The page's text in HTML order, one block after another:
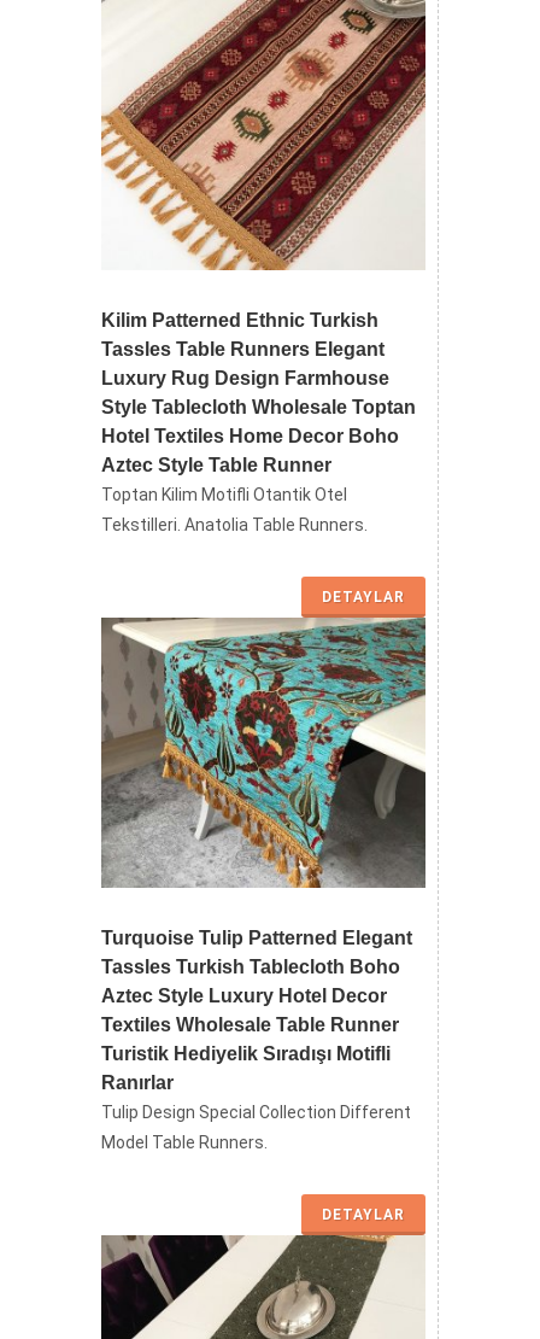
Kilim Patterned Ethnic Turkish
Tassles Table Runners Elegant
Luxury Rug Design Farmhouse
Style Tablecloth Wholesale Toptan
Hotel Textiles Home Decor Boho
Aztec Style Table Runner
Toptan Kilim Motifli Otantik Otel
Tekstilleri. Anatolia Table Runners.
DETAYLAR
Turquoise Tulip Patterned Elegant
Tassles Turkish Tablecloth Boho
Aztec Style Luxury Hotel Decor
Textiles Wholesale Table Runner
Turistik Hediyelik Sıradışı Motifli
Ranırlar
Tulip Design Special Collection Different
Model Table Runners.
DETAYLAR